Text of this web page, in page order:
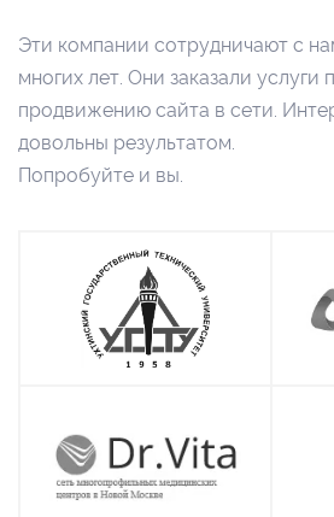
Эти компании сотрудничают с
многих лет. Они заказали услуги
продвижению сайта в сети.
довольны результатом.
Попробуйте и вы.